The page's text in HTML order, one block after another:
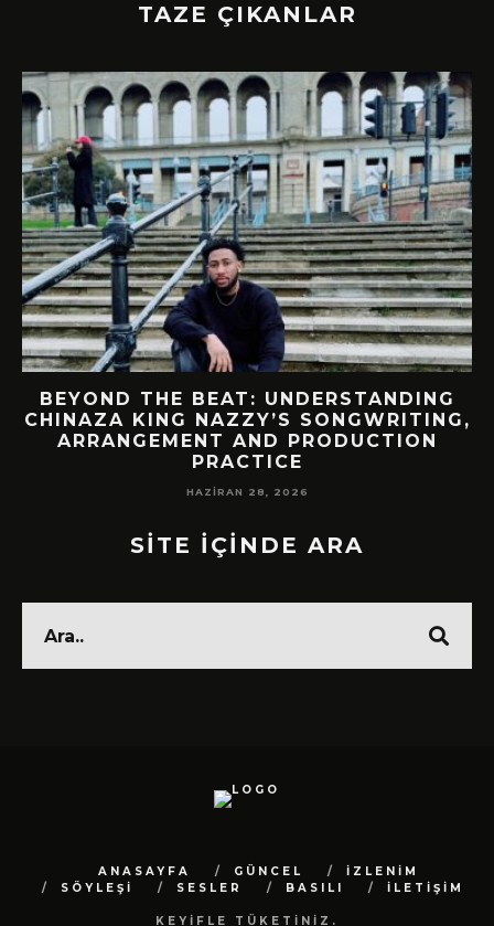
TAZE ÇIKANLAR
BEYOND THE BEAT: UNDERSTANDING
CHINAZA KING NAZZY’S SONGWRITING,
ARRANGEMENT AND PRODUCTION
PRACTICE
HAZIRAN 28, 2026
SİTE İÇİNDE ARA
ANASAYFA GÜNCEL
İZLENİM
SÖYLEŞİ
SESLER BASILI İLETİŞİM
KEYİFLE TÜKETİNİZ.